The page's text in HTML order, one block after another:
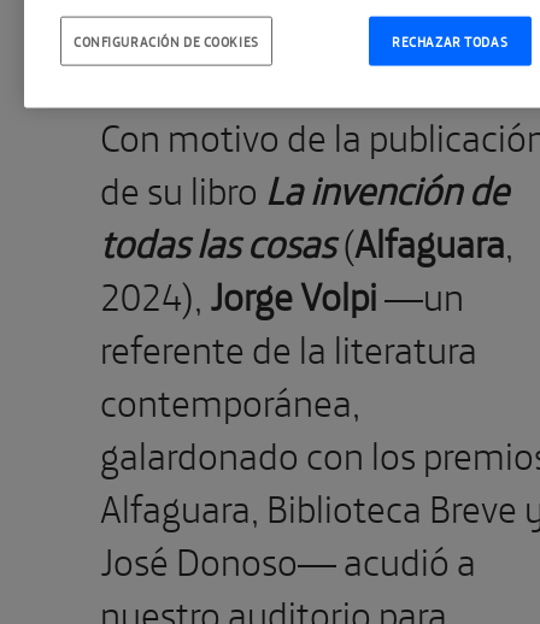
Con motivo de la
de su libro La invención de
todas las cosas(Alfaguara,
2024),Jorge Volpi—un
referente de la literatura
contemporánea,
galardonado con los
Alfaguara, Biblioteca Breve
José Donoso— acudió a
nuestro auditorio para
RECHAZAR TODAS
CONFIGURACIÓN DE COOKIES